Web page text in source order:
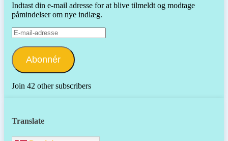
Indtast din e-mail adresse for at blive tilmeldt og modtage
påmindelser om nye indlæg.
E-
mail-
adresse
Abonnér
Join 42 other subscribers
Translate